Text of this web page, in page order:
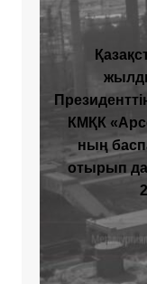
КМҚК
ның
отырып